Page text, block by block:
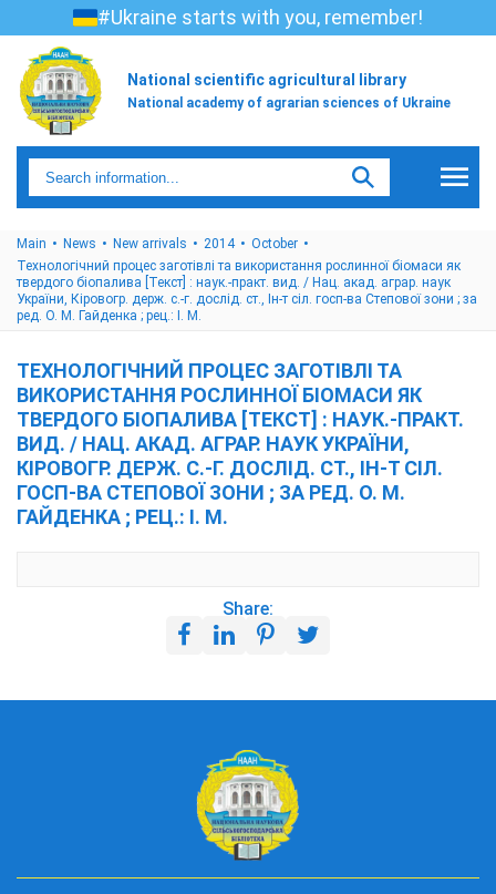
#Ukraine starts with you, remember!
National scientific agricultural library
National academy of agrarian sciences of Ukraine
Main News New arrivals 2014
October
Технологічний процес заготівлі та використання рослинної біомаси як
твердого біопалива [Текст] : наук.-практ. вид. / Нац. акад. аграр. наук
України, Кіровогр. держ. с.-г. дослід. ст., Ін-т сіл. госп-ва Степової зони ; за
ред. О. М. Гайденка ; рец.: І. М.
ТЕХНОЛОГІЧНИЙ ПРОЦЕС ЗАГОТІВЛІ ТА
ВИКОРИСТАННЯ РОСЛИННОЇ БІОМАСИ ЯК
ТВЕРДОГО БІОПАЛИВА [ТЕКСТ] : НАУК.-ПРАКТ.
ВИД. / НАЦ. АКАД. АГРАР. НАУК УКРАЇНИ,
КІРОВОГР. ДЕРЖ. С.-Г. ДОСЛІД. СТ., ІН-Т СІЛ.
ГОСП-ВА СТЕПОВОЇ ЗОНИ ; ЗА РЕД. О. М.
ГАЙДЕНКА ; РЕЦ.: І. М.
Share: